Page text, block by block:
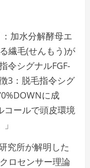
加水分解酵母エ
繊毛(せんもう)が
令シグナルFGF-
3：脱毛指令シグ
に成
コールで頭皮環境
究所が解明した
ロセンサー理論